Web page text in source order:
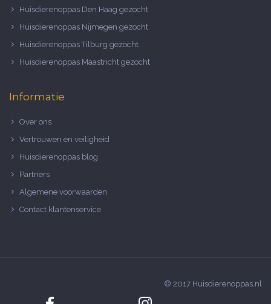
Huisdierenoppas Den Haag gezocht
Huisdierenoppas Nijmegen gezocht
Huisdierenoppas Tilburg gezocht
Huisdierenoppas Maastricht gezocht
Informatie
Over ons
Vertrouwen en veiligheid
Huisdierenoppas blog
Partners
Algemene voorwaarden
Contact klantenservice
© 2017 Huisdierenoppas.nl